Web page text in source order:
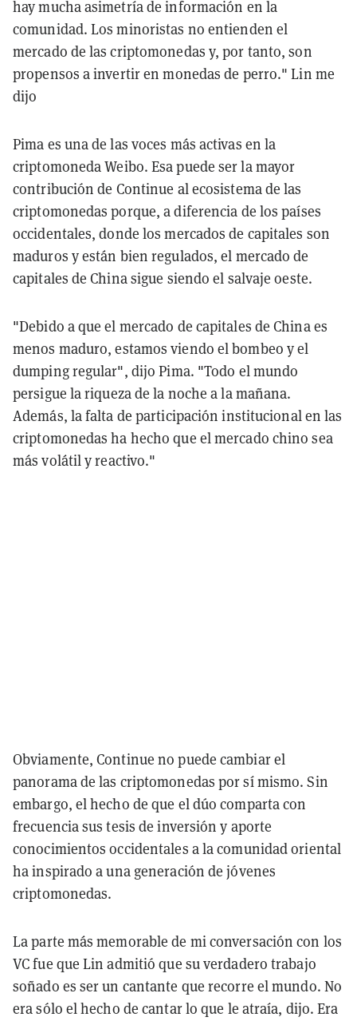
hay mucha asimetría de información en la
comunidad. Los minoristas no entienden el
mercado de las criptomonedas y, por tanto, son
propensos a invertir en monedas de perro." Lin me
dijo
Pima es una de las voces más activas en la
criptomoneda Weibo. Esa puede ser la mayor
contribución de Continue al ecosistema de las
criptomonedas porque, a diferencia de los países
occidentales, donde los mercados de capitales son
maduros y están bien regulados, el mercado de
capitales de China sigue siendo el salvaje oeste.
"Debido a que el mercado de capitales de China es
menos maduro, estamos viendo el bombeo y el
dumping regular", dijo Pima. "Todo el mundo
persigue la riqueza de la noche a la mañana.
Además, la falta de participación institucional en las
criptomonedas ha hecho que el mercado chino sea
más volátil y reactivo."
Obviamente, Continue no puede cambiar el
panorama de las criptomonedas por sí mismo. Sin
embargo, el hecho de que el dúo comparta con
frecuencia sus tesis de inversión y aporte
conocimientos occidentales a la comunidad oriental
ha inspirado a una generación de jóvenes
criptomonedas.
La parte más memorable de mi conversación con los
VC fue que Lin admitió que su verdadero trabajo
soñado es ser un cantante que recorre el mundo. No
era sólo el hecho de cantar lo que le atraía, dijo. Era